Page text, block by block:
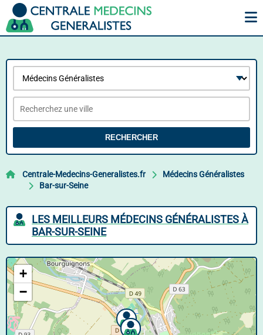
RECHERCHER
Centrale-Medecins-Generalistes.fr
Médecins Généralistes
Bar-sur-Seine
LES MEILLEURS MÉDECINS GÉNÉRALISTES À
BAR-SUR-SEINE
+
−